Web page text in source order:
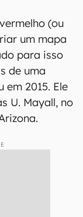
(ou
um mapa
para isso
de uma
em 2015. Ele
U. Mayall, no